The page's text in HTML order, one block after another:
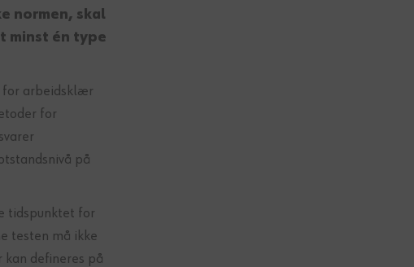
normen, skal
minst én type
for arbeidsklær
for
på
tidspunktet for
testen må ikke
kan defineres på